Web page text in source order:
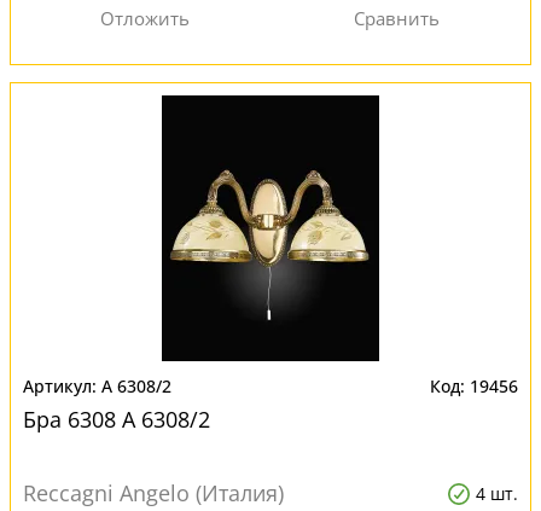
A 6308/2 19456
Бра 6308 A 6308/2
Reccagni Angelo (Италия) 4 шт.